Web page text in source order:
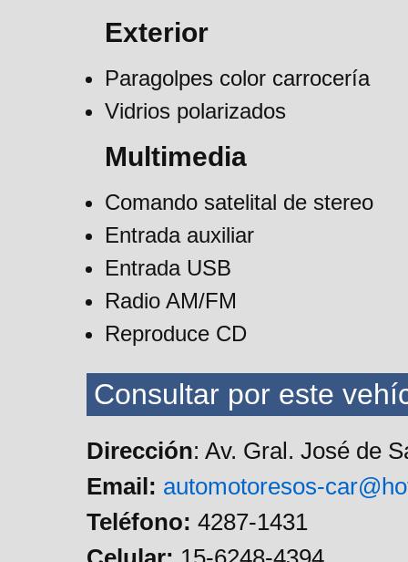
Exterior
Paragolpes color carrocería
Vidrios polarizados
Multimedia
Comando satelital de stereo
Entrada auxiliar
Entrada USB
Radio AM/FM
Reproduce CD
Consultar por este
Dirección: Av. Gral. José de
Email: automotoresos-
Teléfono: 4287-1431